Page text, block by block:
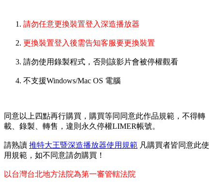
請勿任意更換裝置登入深造播放器
更換裝置登入後需告知客服要更換裝置
請勿使用錄製程式，否則該影片會被停權觀看
不支援Windows/Mac OS 電腦
同意以上四點再行購買，購買等同同意此作品規範，不得轉
載、錄製、轉售，違則永久停權LIMER帳號。
請熟讀 推特大王暨深造播放器使用規範 凡購買者皆同意此使
用規範，如不同意請勿購買！
以台灣台北地方法院為第一審管轄法院